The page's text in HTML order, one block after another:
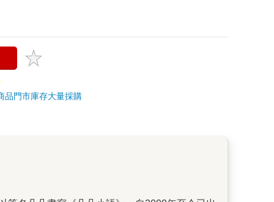
品門市庫存大量採購